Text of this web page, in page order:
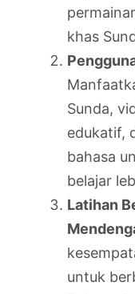
khas
Sunda,
edukatif,
bahasa
belajar
Latihan
untuk